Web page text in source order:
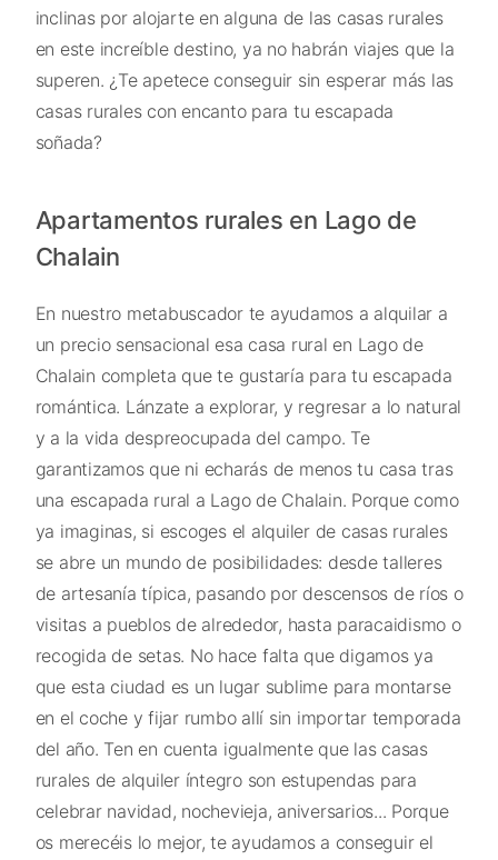
inclinas por alojarte en alguna de las casas rurales
en este increíble destino, ya no habrán viajes que la
superen. ¿Te apetece conseguir sin esperar más las
casas rurales con encanto para tu escapada
soñada?
Apartamentos rurales en Lago de
Chalain
En nuestro metabuscador te ayudamos a alquilar a
un precio sensacional esa casa rural en Lago de
Chalain completa que te gustaría para tu escapada
romántica. Lánzate a explorar, y regresar a lo natural
y a la vida despreocupada del campo. Te
garantizamos que ni echarás de menos tu casa tras
una escapada rural a Lago de Chalain. Porque como
ya imaginas, si escoges el alquiler de casas rurales
se abre un mundo de posibilidades: desde talleres
de artesanía típica, pasando por descensos de ríos o
visitas a pueblos de alrededor, hasta paracaidismo o
recogida de setas. No hace falta que digamos ya
que esta ciudad es un lugar sublime para montarse
en el coche y fijar rumbo allí sin importar temporada
del año. Ten en cuenta igualmente que las casas
rurales de alquiler íntegro son estupendas para
celebrar navidad, nochevieja, aniversarios... Porque
os merecéis lo mejor, te ayudamos a conseguir el